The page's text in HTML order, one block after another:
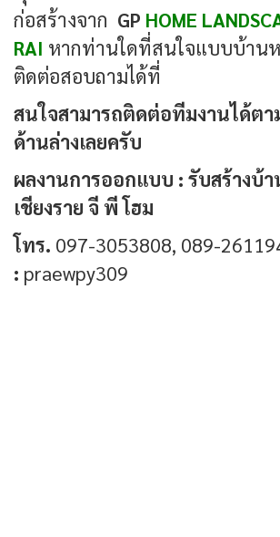
ก่อสร้างจาก GP HOME
RAI หากท่านใดที่สนใจแบบบ้าน
ติดต่อสอบถามได้ที่
สนใจสามารถติดต่อทีมงานได้ตา
ด้านล่างเลยครับ
ผลงานการออกแบบ : รับสร้างบ้
เชียงราย จี พี โฮม
โทร. 097-3053808, 089-
: praewpy309